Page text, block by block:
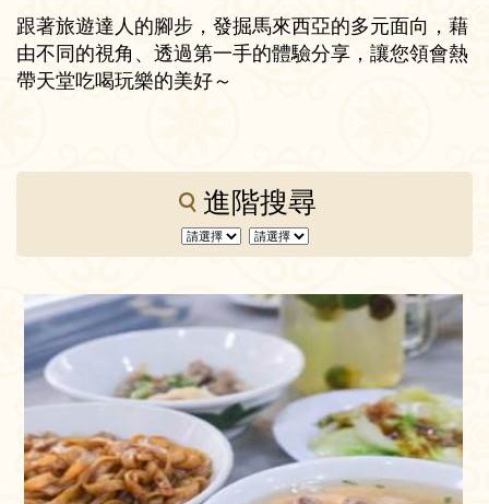
跟著旅遊達人的腳步，發掘馬來西亞的多元面向，藉
由不同的視角、透過第一手的體驗分享，讓您領會熱
帶天堂吃喝玩樂的美好～
進階搜尋